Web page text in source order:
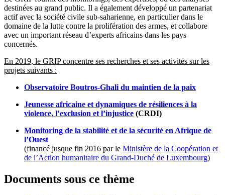
destinées au grand public. Il a également développé un partenariat
actif avec la société civile sub-saharienne, en particulier dans le
domaine de la lutte contre la prolifération des armes, et collabore
avec un important réseau d’experts africains dans les pays
concernés.
En 2019, le GRIP concentre ses recherches et ses activités sur les
projets suivants :
Observatoire Boutros-Ghali du maintien de la paix
Jeunesse africaine et dynamiques de résiliences à la
violence, l’exclusion et l’injustice (CRDI)
Monitoring de la stabilité et de la sécurité en Afrique de
l’Ouest
(financé jusque fin 2016 par le Ministère de la Coopération et
de l’Action humanitaire du Grand-Duché de Luxembourg)
Documents sous ce thème